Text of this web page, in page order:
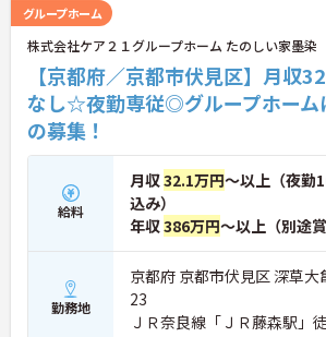
グループホーム
株式会社ケア２１グループホーム たのしい家墨染
【京都府／京都市伏見区】月収
なし☆夜勤専従◎グループホーム
の募集！
給料
月収32.1万円～以上（夜勤
込み）
年収386万円～以上（別途賞
勤務地
京都府 京都市伏見区 深草大
23
ＪＲ奈良線「ＪＲ藤森駅」